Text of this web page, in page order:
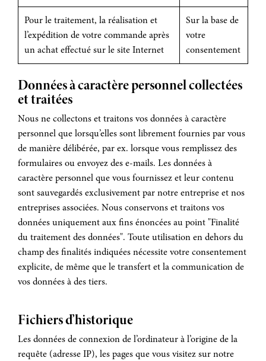
Pour le traitement, la réalisation et
l’expédition de votre commande après
un achat effectué sur le site Internet
Sur la base de
votre
consentement
Données à caractère personnel collectées
et traitées
Nous ne collectons et traitons vos données à caractère
personnel que lorsqu’elles sont librement fournies par vous
de manière délibérée, par ex. lorsque vous remplissez des
formulaires ou envoyez des e-mails. Les données à
caractère personnel que vous fournissez et leur contenu
sont sauvegardés exclusivement par notre entreprise et nos
entreprises associées. Nous conservons et traitons vos
données uniquement aux fins énoncées au point "Finalité
du traitement des données". Toute utilisation en dehors du
champ des finalités indiquées nécessite votre consentement
explicite, de même que le transfert et la communication de
vos données à des tiers.
Fichiers d’historique
Les données de connexion de l’ordinateur à l’origine de la
requête (adresse IP), les pages que vous visitez sur notre